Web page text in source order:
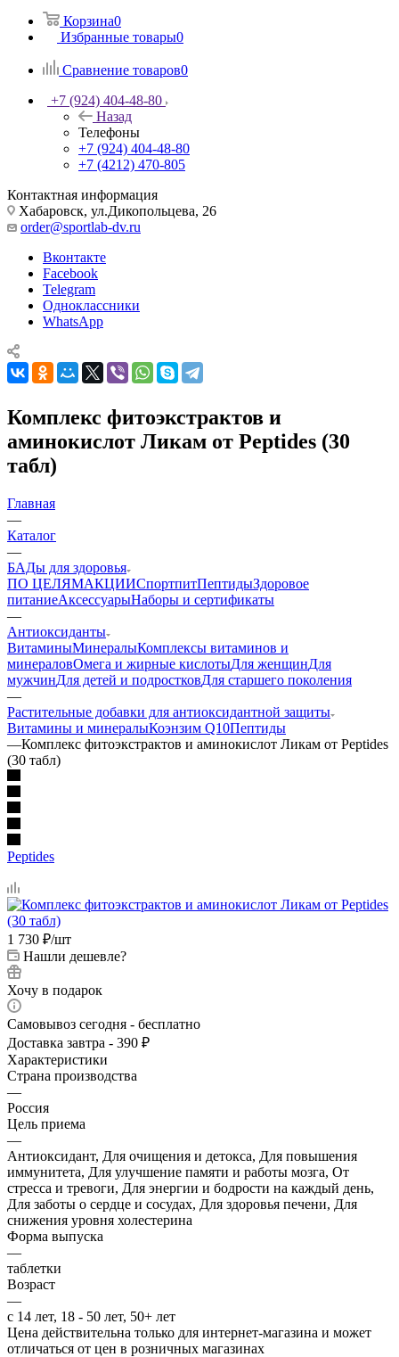
Корзина0
Избранные товары0
Сравнение товаров0
+7 (924) 404-48-80
Назад
Телефоны
+7 (924) 404-48-80
+7 (4212) 470-805
Контактная информация
Хабаровск, ул.Дикопольцева, 26
order@sportlab-dv.ru
Вконтакте
Facebook
Telegram
Одноклассники
WhatsApp
Комплекс фитоэкстрактов и
аминокислот Ликам от Peptides (30
табл)
Главная
—
Каталог
—
БАДы для здоровья
ПО ЦЕЛЯМАКЦИИСпортпитПептидыЗдоровое
питаниеАксессуарыНаборы и сертификаты
—
Антиоксиданты
ВитаминыМинералыКомплексы витаминов и
минераловОмега и жирные кислотыДля женщинДля
мужчинДля детей и подростковДля старшего поколения
—
Растительные добавки для антиоксидантной защиты
Витамины и минералыКоэнзим Q10Пептиды
—Комплекс фитоэкстрактов и аминокислот Ликам от Peptides
(30 табл)
Peptides
1 730 ₽/шт
Нашли дешевле?
Хочу в подарок
Самовывоз сегодня - бесплатно
Доставка завтра - 390 ₽
Характеристики
Страна производства
—
Россия
Цель приема
—
Антиоксидант, Для очищения и детокса, Для повышения
иммунитета, Для улучшение памяти и работы мозга, От
стресса и тревоги, Для энергии и бодрости на каждый день,
Для заботы о сердце и сосудах, Для здоровья печени, Для
снижения уровня холестерина
Форма выпуска
—
таблетки
Возраст
—
с 14 лет, 18 - 50 лет, 50+ лет
Цена действительна только для интернет-магазина и может
отличаться от цен в розничных магазинах